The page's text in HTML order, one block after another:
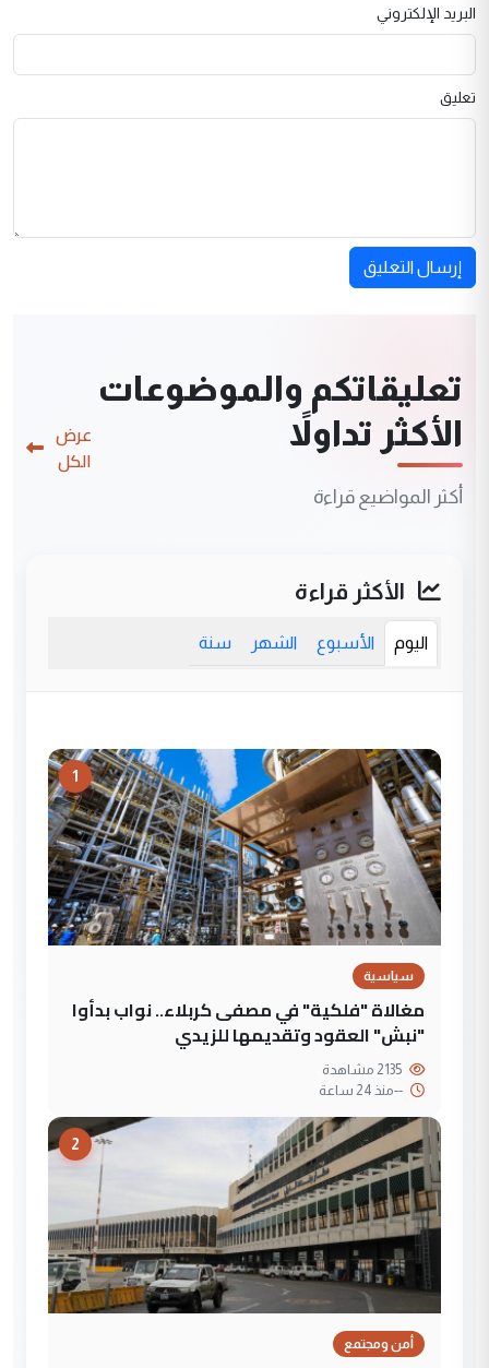
البريد الإلكتروني
تعليق
إرسال التعليق
تعليقاتكم والموضوعات
الأكثر تداولاً
أكثر المواضيع قراءة
عرض
الكل
الأكثر قراءة
اليوم الأسبوع الشهر سنة
1
سياسية
مغالاة "فلكية" في مصفى كربلاء.. نواب بدأوا
"نبش" العقود وتقديمها للزيدي
--منذ 24 ساعة
2
أمن ومجتمع